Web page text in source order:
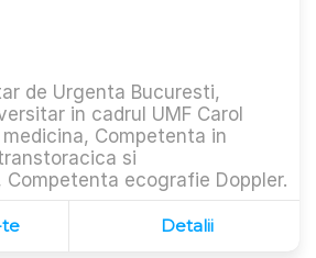
de Urgenta Bucuresti,
in cadrul UMF Carol
Competenta in
si
ecografie Doppler.
te Detalii